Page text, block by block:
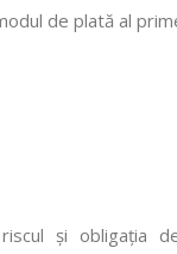
de plată al
și obligația